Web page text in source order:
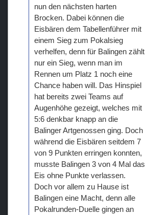
nun den nächsten harten
Brocken. Dabei können die
Eisbären dem Tabellenführer mit
einem Sieg zum Pokalsieg
verhelfen, denn für Balingen zählt
nur ein Sieg, wenn man im
Rennen um Platz 1 noch eine
Chance haben will. Das Hinspiel
hat bereits zwei Teams auf
Augenhöhe gezeigt, welches mit
5:6 denkbar knapp an die
Balinger Artgenossen ging. Doch
während die Eisbären seitdem 7
von 9 Punkten erringen konnten,
musste Balingen 3 von 4 Mal das
Eis ohne Punkte verlassen.
Doch vor allem zu Hause ist
Balingen eine Macht, denn alle
Pokalrunden-Duelle gingen an